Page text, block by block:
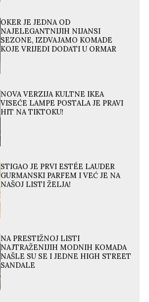
OKER JE JEDNA OD
NAJELEGANTNIJIH NIJANSI
SEZONE, IZDVAJAMO KOMADE
KOJE VRIJEDI DODATI U ORMAR
NOVA VERZIJA KULTNE IKEA
VISEĆE LAMPE POSTALA JE PRAVI
HIT NA TIKTOKU!
STIGAO JE PRVI ESTÉE LAUDER
GURMANSKI PARFEM I VEĆ JE NA
NAŠOJ LISTI ŽELJA!
NA PRESTIŽNOJ LISTI
NAJTRAŽENIJIH MODNIH KOMADA
NAŠLE SU SE I JEDNE HIGH STREET
SANDALE